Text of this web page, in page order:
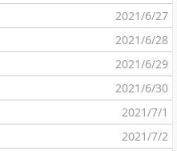
2021/6/27
2021/6/28
2021/6/29
2021/6/30
2021/7/1
2021/7/2